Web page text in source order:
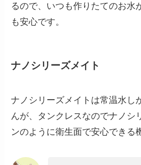
るので、いつも作りたてのお水
も安心です。
ナノシリーズメイト
ナノシリーズメイトは常温水し
んが、タンクレスなのでナノシ
ンのように衛生面で安心できる